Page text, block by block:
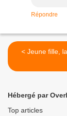
Répondre
< Jeune fille,
Hébergé par
Top articles